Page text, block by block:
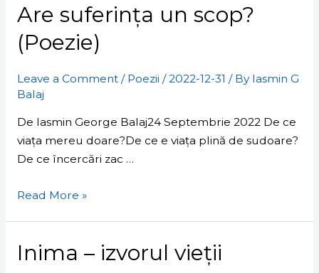
Are suferința un scop?
(Poezie)
Leave a Comment / Poezii /2022-12-31 / By Iasmin G
Balaj
De Iasmin George Balaj24 Septembrie 2022 De ce
viața mereu doare?De ce e viața plină de sudoare?
De ce încercări zac …
Are
suferința
un
(Poezie)
Read More »
Inima – izvorul vieții
Inima